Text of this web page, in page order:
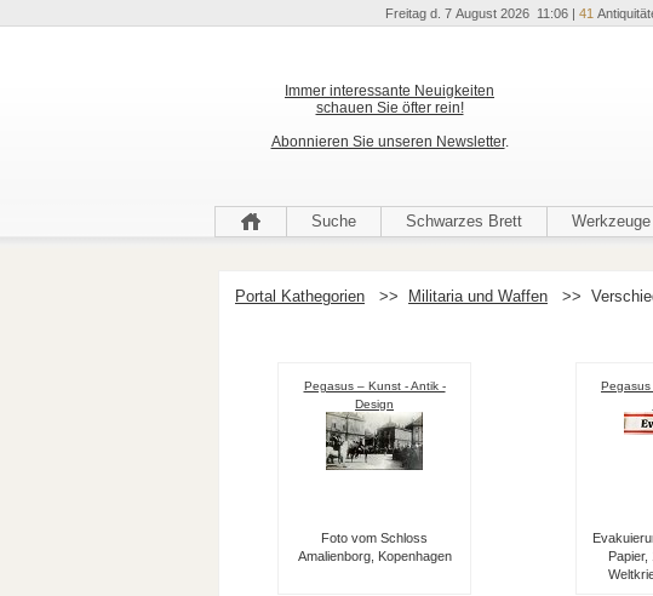
Freitag d. 7 August 2026 11:06 | 41
Immer interessante Neuigkeiten
schauen Sie öfter rein!
Abonnieren Sie unseren Newsletter.
Suche Schwarzes Brett Werkzeuge
Portal Kathegorien >> Militaria und Waffen >>
Pegasus – Kunst - Antik -
Design
Foto vom Schloss
Amalienborg, Kopenhagen
Pegasus
Papier,